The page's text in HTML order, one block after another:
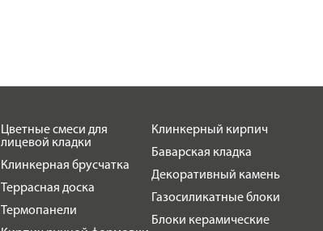
Цветные смеси для
лицевой кладки
Клинкерная брусчатка
Террасная доска
Термопанели
Клинкерный кирпич
Баварская кладка
Декоративный камень
Газосиликатные блоки
Блоки керамические